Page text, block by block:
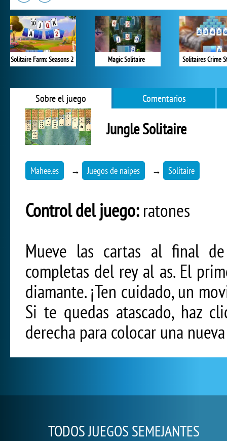
Solitaire Farm: Seasons 2 Magic Solitaire Solitaires Crime
Sobre el juego Comentarios
Jungle Solitaire
Mahee.es → Juegos de naipes → Solitaire
Control del juego:ratones
Mueve las cartas al final
completas del rey al as. El
diamante. ¡Ten cuidado, un
Si te quedas atascado, haz
derecha para colocar una
TODOS JUEGOS SEMEJANTES